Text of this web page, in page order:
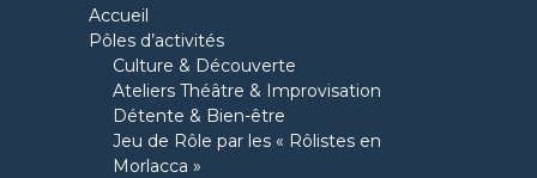
Accueil
Pôles d’activités
Culture & Découverte
Ateliers Théâtre & Improvisation
Détente & Bien-être
Jeu de Rôle par les « Rôlistes en
Morlacca »